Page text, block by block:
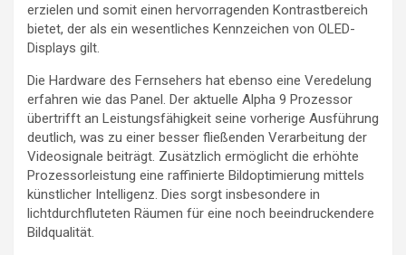
erzielen und somit einen hervorragenden Kontrastbereich
bietet, der als ein wesentliches Kennzeichen von OLED-
Displays gilt.
Die Hardware des Fernsehers hat ebenso eine Veredelung
erfahren wie das Panel. Der aktuelle Alpha 9 Prozessor
übertrifft an Leistungsfähigkeit seine vorherige Ausführung
deutlich, was zu einer besser fließenden Verarbeitung der
Videosignale beiträgt. Zusätzlich ermöglicht die erhöhte
Prozessorleistung eine raffinierte Bildoptimierung mittels
künstlicher Intelligenz. Dies sorgt insbesondere in
lichtdurchfluteten Räumen für eine noch beeindruckendere
Bildqualität.